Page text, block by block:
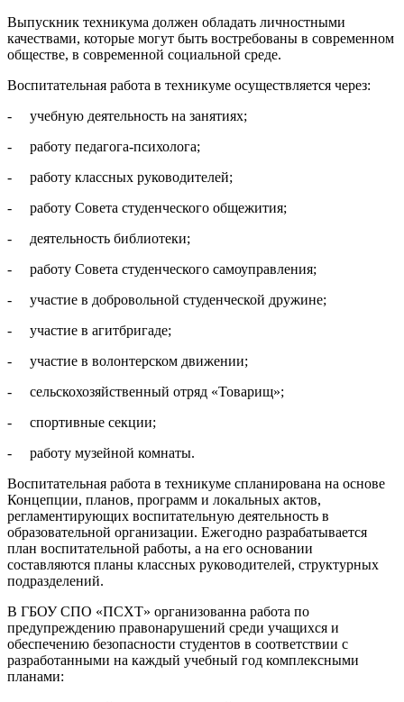
Выпускник техникума должен обладать личностными
качествами, которые могут быть востребованы в современном
обществе, в современной социальной среде.
Воспитательная работа в техникуме осуществляется через:
- учебную деятельность на занятиях;
- работу педагога-психолога;
- работу классных руководителей;
- работу Совета студенческого общежития;
- деятельность библиотеки;
- работу Совета студенческого самоуправления;
- участие в добровольной студенческой дружине;
- участие в агитбригаде;
- участие в волонтерском движении;
- сельскохозяйственный отряд «Товарищ»;
- спортивные секции;
- работу музейной комнаты.
Воспитательная работа в техникуме спланирована на основе
Концепции, планов, программ и локальных актов,
регламентирующих воспитательную деятельность в
образовательной организации. Ежегодно разрабатывается
план воспитательной работы, а на его основании
составляются планы класс­ных руководителей, структурных
подразделений.
В ГБОУ СПО «ПСХТ» организованна работа по
предупреждению правона­рушений среди учащихся и
обеспечению безопасности студентов в соответствии с
разработанными на каждый учебный год комплексными
планами: